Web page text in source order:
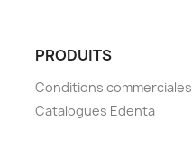
PRODUITS
Conditions commerciales
Catalogues Edenta